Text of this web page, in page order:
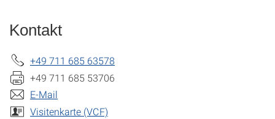
Kontakt
+49 711 685 63578
+49 711 685 53706
E-Mail
Visitenkarte (VCF)